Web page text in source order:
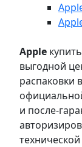
Apple
выгодной
распаковки
и после-